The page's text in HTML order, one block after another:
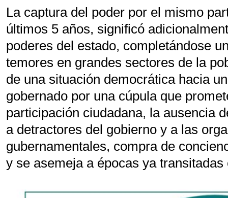
La captura del poder por el mismo
últimos 5 años, significó
poderes del estado, completándose
temores en grandes sectores de la
de una situación democrática hacia
gobernado por una cúpula que
participación ciudadana, la ausencia
a detractores del gobierno y a las
gubernamentales, compra de
y se asemeja a épocas ya transitadas